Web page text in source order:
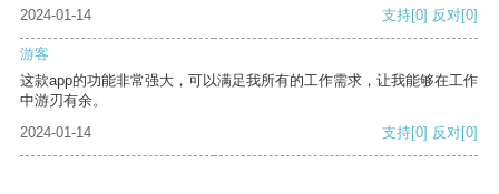
2024-01-14
支持[0] 反对[0]
游客
这款app的功能非常强大，可以满足我所有的工作需求，让我能够在工作
中游刃有余。
2024-01-14
支持[0] 反对[0]